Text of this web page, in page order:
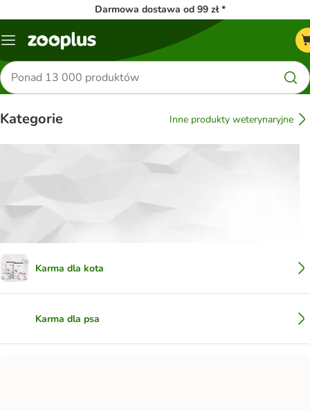
Darmowa dostawa od 99 zł *
Menu
Szukaj
produktów
Kategorie Inne produkty weterynaryjne
Karma dla kota
Karma dla psa